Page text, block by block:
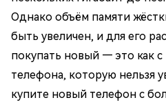
Однако объём памяти
быть увеличен, и для его
покупать новый — это как
телефона, которую нельзя
купите новый телефон с